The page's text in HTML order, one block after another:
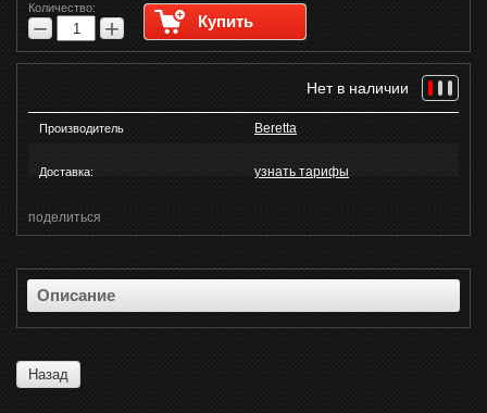
Количество:
− + Купить
Нет в наличии
Производитель Beretta
Доставка: узнать тарифы
поделиться
Описание
Назад